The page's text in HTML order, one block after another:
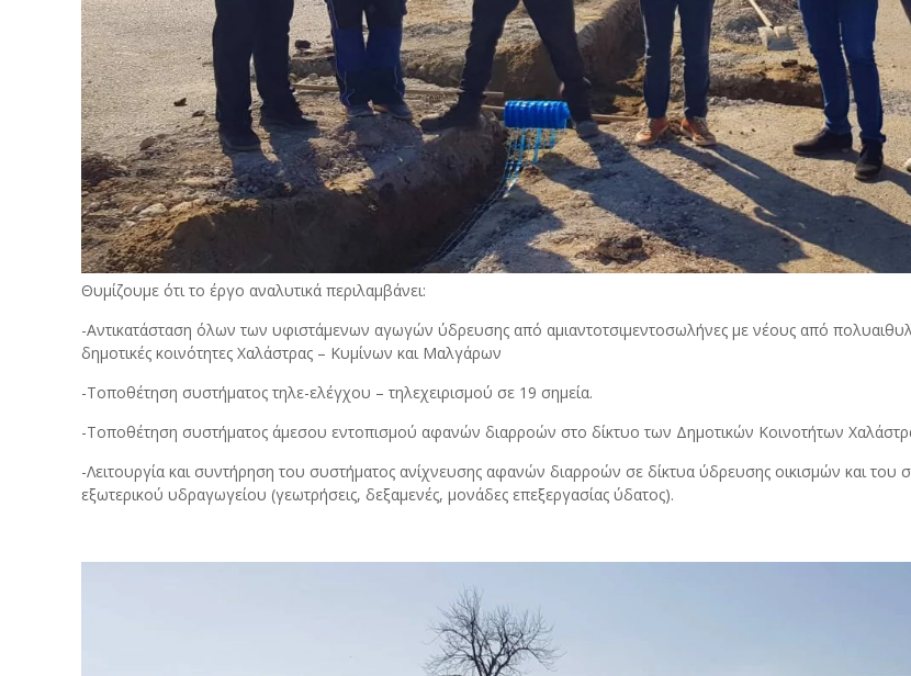
Θυμίζουμε ότι το έργο αναλυτικά περιλαμβάνει:
-Αντικατάσταση όλων των υφιστάμενων αγωγών ύδρευσης από αμιαντοτσιμεντοσωλήνες με νέους από
δημοτικές κοινότητες Χαλάστρας – Κυμίνων και Μαλγάρων
-Τοποθέτηση συστήματος τηλε-ελέγχου – τηλεχειρισμού σε 19 σημεία.
-Τοποθέτηση συστήματος άμεσου εντοπισμού αφανών διαρροών στο δίκτυο των Δημοτικών Κοινοτήτων
-Λειτουργία και συντήρηση του συστήματος ανίχνευσης αφανών διαρροών σε δίκτυα ύδρευσης οικισμών και του
εξωτερικού υδραγωγείου (γεωτρήσεις, δεξαμενές, μονάδες επεξεργασίας ύδατος).